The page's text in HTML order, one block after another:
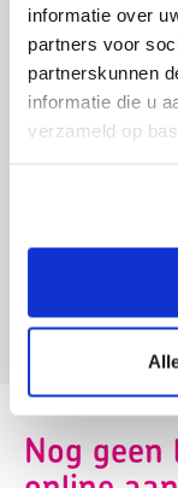
informatie over
partners voor
partnerskunnen
informatie die u
verzameld op
Externe
PAO:
ma 31
Nog geen